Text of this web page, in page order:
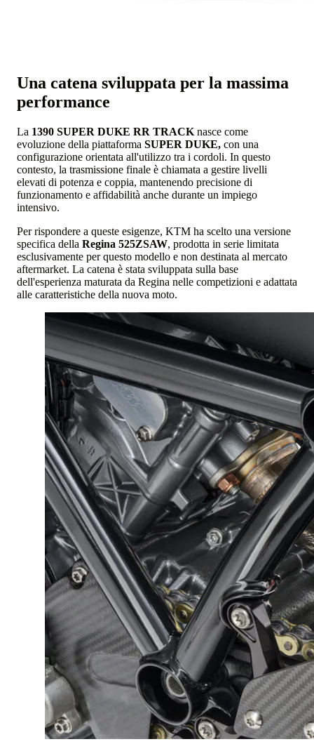
Una catena sviluppata per la massima
performance
La 1390 SUPER DUKE RR TRACK nasce come
evoluzione della piattaforma SUPER DUKE, con una
configurazione orientata all'utilizzo tra i cordoli. In questo
contesto, la trasmissione finale è chiamata a gestire livelli
elevati di potenza e coppia, mantenendo precisione di
funzionamento e affidabilità anche durante un impiego
intensivo.
Per rispondere a queste esigenze, KTM ha scelto una versione
specifica della Regina 525ZSAW, prodotta in serie limitata
esclusivamente per questo modello e non destinata al mercato
aftermarket. La catena è stata sviluppata sulla base
dell'esperienza maturata da Regina nelle competizioni e adattata
alle caratteristiche della nuova moto.